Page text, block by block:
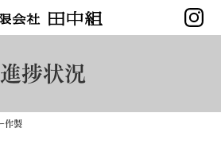
進捗状況
作製